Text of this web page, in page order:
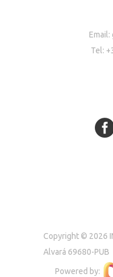
Email:
Tel:
Copyright © 2026
Alvará 69680-PUB
Powered by: